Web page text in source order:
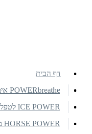
דף הבית
POWERbreathe אימון שרירי נשימה
ICE POWER לטפל בכאב בדרך הקרה
HORSE POWER מוצרים טיפוליים לסוסים